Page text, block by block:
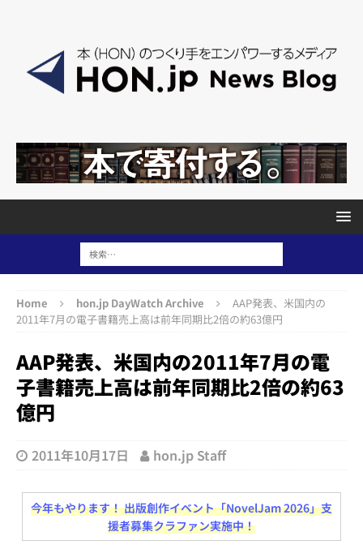
Home hon.jp DayWatch Archive
AAP発表、米国内の
2011年7月の電子書籍売上高は前年同期比2倍の約63億円
AAP発表、米国内の2011年7月の電
子書籍売上高は前年同期比2倍の約63
億円
2011年10月17日 hon.jp Staff
今年もやります！ 出版創作イベント「NovelJam 2026」支
援者募集クラファン実施中！